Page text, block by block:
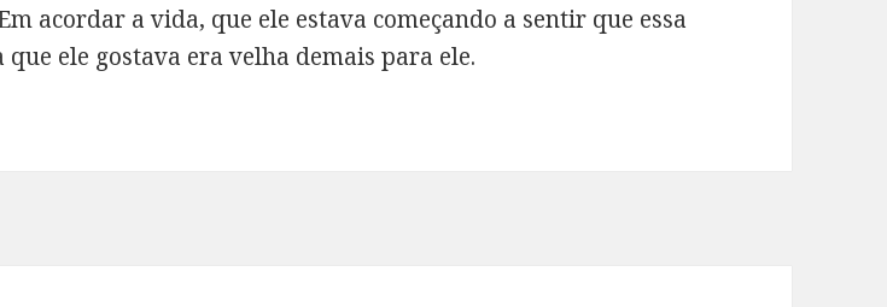
acordar a vida, que ele estava começando a sentir que essa
que ele gostava era velha demais para ele.